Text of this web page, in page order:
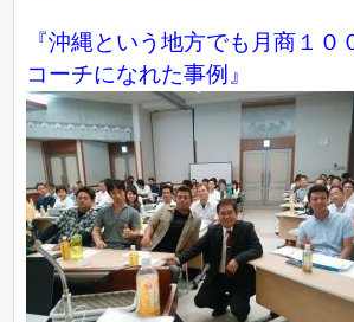
『沖縄という地方でも月商１０
コーチになれた事例』